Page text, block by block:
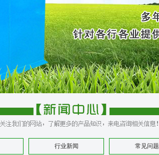
行业新闻 常见问题